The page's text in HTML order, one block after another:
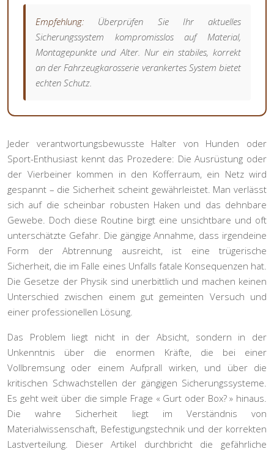
Empfehlung: Überprüfen Sie Ihr aktuelles
Sicherungssystem kompromisslos auf Material,
Montagepunkte und Alter. Nur ein stabiles, korrekt
an der Fahrzeugkarosserie verankertes System bietet
echten Schutz.
Jeder verantwortungsbewusste Halter von Hunden oder
Sport-Enthusiast kennt das Prozedere: Die Ausrüstung oder
der Vierbeiner kommen in den Kofferraum, ein Netz wird
gespannt – die Sicherheit scheint gewährleistet. Man verlässt
sich auf die scheinbar robusten Haken und das dehnbare
Gewebe. Doch diese Routine birgt eine unsichtbare und oft
unterschätzte Gefahr. Die gängige Annahme, dass irgendeine
Form der Abtrennung ausreicht, ist eine trügerische
Sicherheit, die im Falle eines Unfalls fatale Konsequenzen hat.
Die Gesetze der Physik sind unerbittlich und machen keinen
Unterschied zwischen einem gut gemeinten Versuch und
einer professionellen Lösung.
Das Problem liegt nicht in der Absicht, sondern in der
Unkenntnis über die enormen Kräfte, die bei einer
Vollbremsung oder einem Aufprall wirken, und über die
kritischen Schwachstellen der gängigen Sicherungssysteme.
Es geht weit über die simple Frage « Gurt oder Box? » hinaus.
Die wahre Sicherheit liegt im Verständnis von
Materialwissenschaft, Befestigungstechnik und der korrekten
Lastverteilung. Dieser Artikel durchbricht die gefährliche